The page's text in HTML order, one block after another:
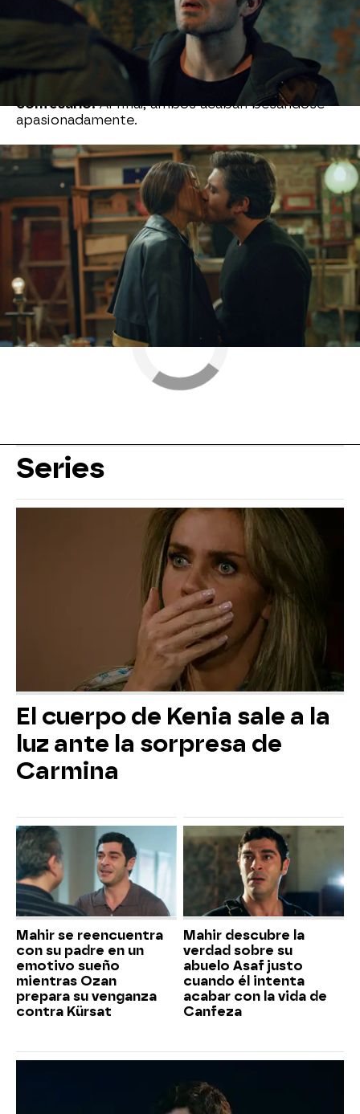
El amigo de Ozan confiesa a la hija de Kenan que
no tiene miedo al amor y que está dispuesto a
esperar lo que haga falta para iniciar una relación
con ella. Rüya lo tiene claro:su amor por él es
evidente y ha encontrado la valentía para
confesarlo.Al final, ambos acaban besándose
apasionadamente.
» Series » En llamas » Mejores momentos
Series
El cuerpo de Kenia sale a la
luz ante la sorpresa de
Carmina
Mahir se reencuentra
con su padre en un
emotivo sueño
mientras Ozan
prepara su venganza
contra Kürsat
Mahir descubre la
verdad sobre su
abuelo Asaf justo
cuando él intenta
acabar con la vida de
Canfeza